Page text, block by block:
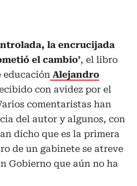
la encrucijada
el cambio’, el libro
educación Alejandro
con avidez por el
comentaristas han
del autor y algunos, con
dicho que es la primera
de un gabinete se atreve
Gobierno que aún no ha